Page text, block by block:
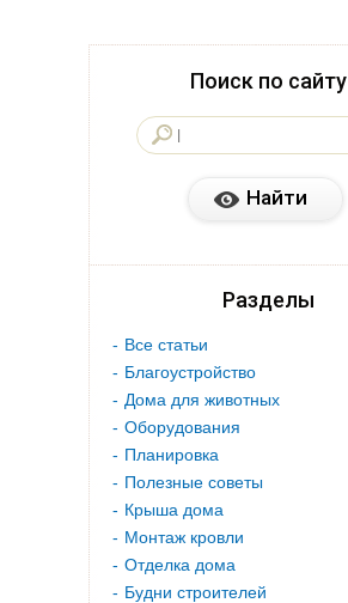
Поиск по сайту
Разделы
Все статьи
Благоустройство
Дома для животных
Оборудования
Планировка
Полезные советы
Крыша дома
Монтаж кровли
Отделка дома
Будни строителей